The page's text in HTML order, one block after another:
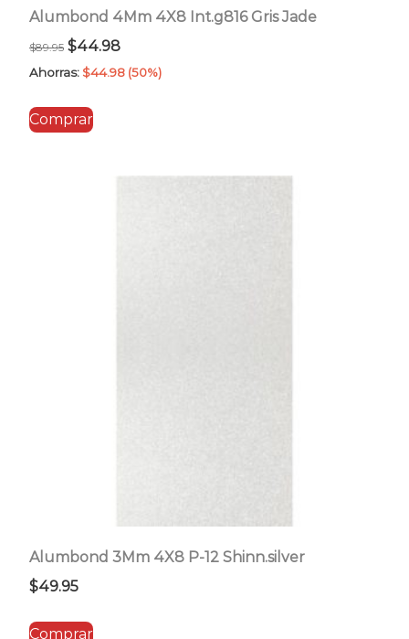
Alumbond 4Mm 4X8 Int.g816 Gris Jade
$89.95 El
precio
era:
$44.98El
precio
Ahorras: $44.98 (50%)
Comprar
Alumbond 3Mm 4X8 P-12 Shinn.silver
$49.95
Comprar